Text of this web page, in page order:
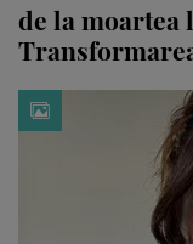
de la moartea